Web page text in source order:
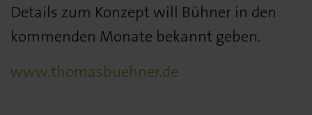
Details zum Konzept will Bühner in den
kommenden Monate bekannt geben.
www.thomasbuehner.de